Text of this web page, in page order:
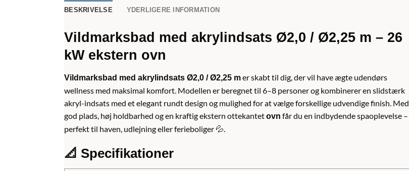
BESKRIVELSE YDERLIGERE INFORMATION
Vildmarksbad med akrylindsats Ø2,0 / Ø2,25 m – 26
kW ekstern ovn
Vildmarksbad med akrylindsats Ø2,0 / Ø2,25 mer skabt til dig, der vil have ægte udendørs
wellness med maksimal komfort. Modellen er beregnet til 6–8 personer og kombinerer en slidstærk
akryl-indsats med et elegant rundt design og mulighed for at vælge forskellige udvendige finish. Med
god plads, høj holdbarhed og en kraftig ekstern ottekantetovn får du en indbydende spaoplevelse –
perfekt til haven, udlejning eller ferieboliger 💦.
📐 Specifikationer